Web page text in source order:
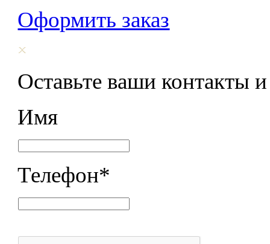
Оформить заказ
Оставьте ваши контакты
Имя
Телефон*